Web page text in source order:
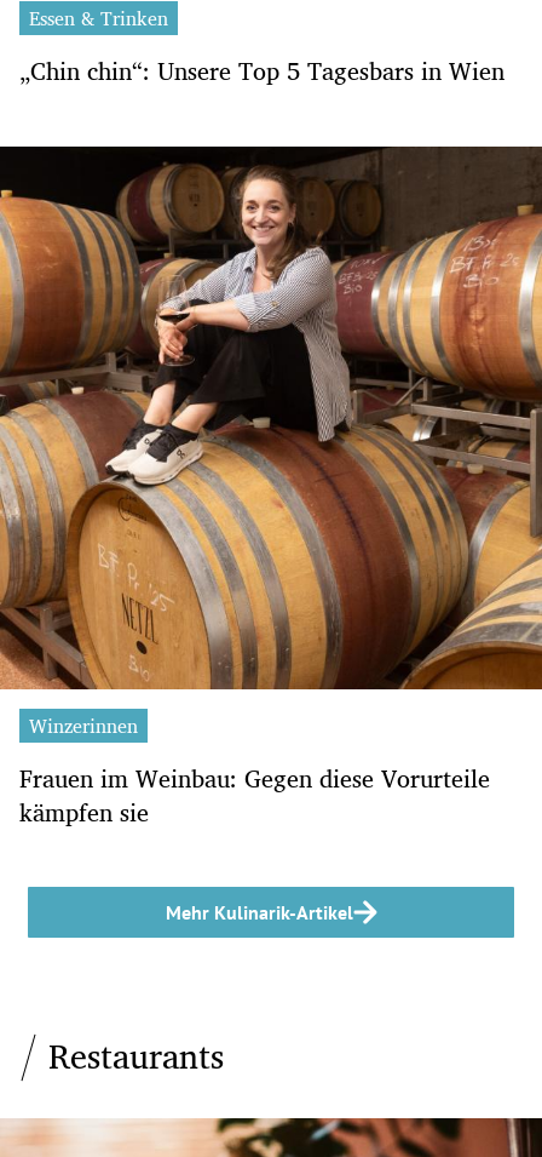
Essen & Trinken
„Chin chin“: Unsere Top 5 Tagesbars in Wien
Winzerinnen
Frauen im Weinbau: Gegen diese Vorurteile
kämpfen sie
Mehr Kulinarik-Artikel
Restaurants